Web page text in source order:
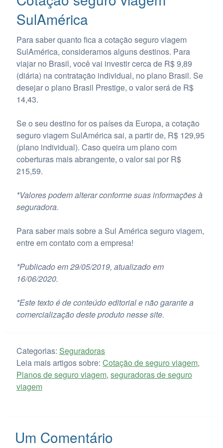
SulAmérica
Para saber quanto fica a cotação seguro viagem
SulAmérica, consideramos alguns destinos. Para
viajar no Brasil, você vai investir cerca de R$ 9,89
(diária) na contratação individual, no plano Brasil. Se
desejar o plano Brasil Prestige, o valor será de R$
14,43.
Se o seu destino for os países da Europa, a cotação
seguro viagem SulAmérica sai, a partir de, R$ 129,95
(plano individual). Caso queira um plano com
coberturas mais abrangente, o valor sai por R$
215,59.
*Valores podem alterar conforme suas informações à
seguradora.
Para saber mais sobre a Sul América seguro viagem,
entre em contato com a empresa!
*Publicado em 29/05/2019, atualizado em
16/06/2020.
*Este texto é de conteúdo editorial e não garante a
comercialização deste produto nesse site.
Categorias: Seguradoras
Leia mais artigos sobre: Cotação de seguro viagem,
Planos de seguro viagem, seguradoras de seguro
viagem
Um Comentário